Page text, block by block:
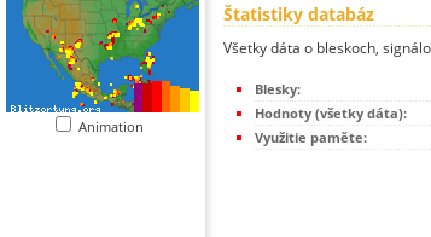
Animation
Štatistiky databáz
Všetky dáta o bleskoch,
Blesky:
Hodnoty (všetky dáta):
Využitie paměte: